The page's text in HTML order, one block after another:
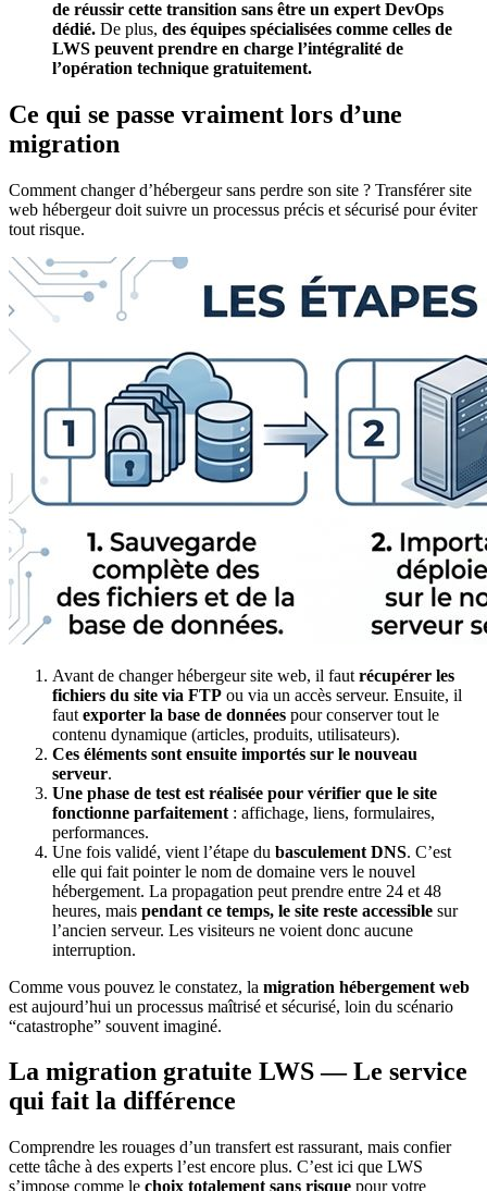
de réussir cette transition sans être un expert DevOps
dédié. De plus, des équipes spécialisées comme celles de
LWS peuvent prendre en charge l’intégralité de
l’opération technique gratuitement.
Ce qui se passe vraiment lors d’une
migration
Comment changer d’hébergeur sans perdre son site ? Transférer site
web hébergeur doit suivre un processus précis et sécurisé pour éviter
tout risque.
Avant de changer hébergeur site web, il faut récupérer les
fichiers du site via FTP ou via un accès serveur. Ensuite, il
faut exporter la base de données pour conserver tout le
contenu dynamique (articles, produits, utilisateurs).
Ces éléments sont ensuite importés sur le nouveau
serveur.
Une phase de test est réalisée pour vérifier que le site
fonctionne parfaitement : affichage, liens, formulaires,
performances.
Une fois validé, vient l’étape du basculement DNS. C’est
elle qui fait pointer le nom de domaine vers le nouvel
hébergement. La propagation peut prendre entre 24 et 48
heures, mais pendant ce temps, le site reste accessible sur
l’ancien serveur. Les visiteurs ne voient donc aucune
interruption.
Comme vous pouvez le constatez, la migration hébergement web
est aujourd’hui un processus maîtrisé et sécurisé, loin du scénario
“catastrophe” souvent imaginé.
La migration gratuite LWS — Le service
qui fait la différence
Comprendre les rouages d’un transfert est rassurant, mais confier
cette tâche à des experts l’est encore plus. C’est ici que LWS
s’impose comme le choix totalement sans risque pour votre